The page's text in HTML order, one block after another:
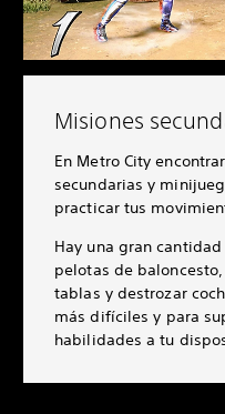
Misiones
En Metro City
secundarias y
practicar tus
Hay una gran
pelotas de
tablas y destrozar
más difíciles y para
habilidades a tu